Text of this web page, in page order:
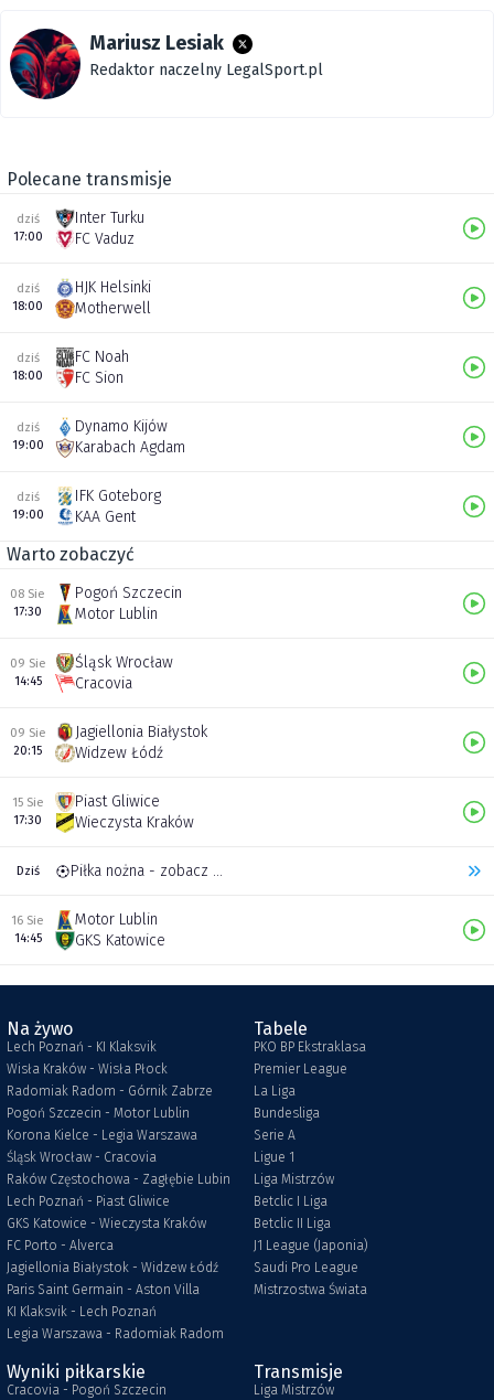
Mariusz Lesiak
Redaktor naczelny LegalSport.pl
Polecane transmisje
dziś
17:00
Inter Turku
FC Vaduz
dziś
18:00
HJK Helsinki
Motherwell
dziś
18:00
FC Noah
FC Sion
dziś
19:00
Dynamo Kijów
Karabach Agdam
dziś
19:00
IFK Goteborg
KAA Gent
Warto zobaczyć
08 Sie
17:30
Pogoń Szczecin
Motor Lublin
09 Sie
14:45
Śląsk Wrocław
Cracovia
09 Sie
20:15
Jagiellonia Białystok
Widzew Łódź
15 Sie
17:30
Piast Gliwice
Wieczysta Kraków
Dziś Piłka nożna - zobacz inne transmisje
16 Sie
14:45
Motor Lublin
GKS Katowice
Na żywo
Lech Poznań - KI Klaksvik
Wisła Kraków - Wisła Płock
Radomiak Radom - Górnik Zabrze
Pogoń Szczecin - Motor Lublin
Korona Kielce - Legia Warszawa
Śląsk Wrocław - Cracovia
Raków Częstochowa - Zagłębie Lubin
Lech Poznań - Piast Gliwice
GKS Katowice - Wieczysta Kraków
FC Porto - Alverca
Jagiellonia Białystok - Widzew Łódź
Paris Saint Germain - Aston Villa
KI Klaksvik - Lech Poznań
Legia Warszawa - Radomiak Radom
Tabele
PKO BP Ekstraklasa
Premier League
La Liga
Bundesliga
Serie A
Ligue 1
Liga Mistrzów
Betclic I Liga
Betclic II Liga
J1 League (Japonia)
Saudi Pro League
Mistrzostwa Świata
Wyniki piłkarskie
Cracovia - Pogoń Szczecin
Transmisje
Liga Mistrzów